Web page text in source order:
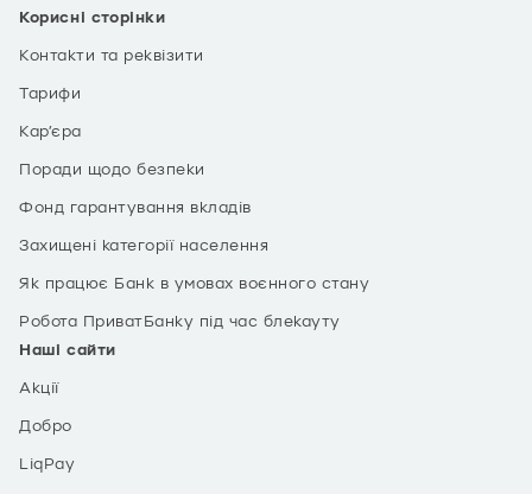
Корисні сторінки
Контакти та реквізити
Тарифи
Кар’єра
Поради щодо безпеки
Фонд гарантування вкладів
Захищені категорії населення
Як працює Банк в умовах воєнного стану
Робота ПриватБанку під час блекауту
Наші сайти
Акції
Добро
LiqPay